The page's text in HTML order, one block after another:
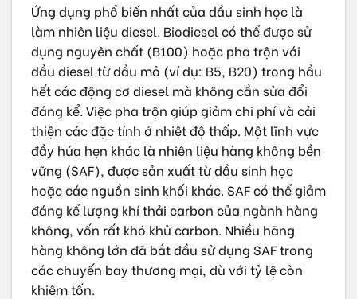
Ứng dụng phổ biến nhất của dầu sinh học là
làm nhiên liệu diesel. Biodiesel có thể được sử
dụng nguyên chất (B100) hoặc pha trộn với
dầu diesel từ dầu mỏ (ví dụ: B5, B20) trong hầu
hết các động cơ diesel mà không cần sửa đổi
đáng kể. Việc pha trộn giúp giảm chi phí và cải
thiện các đặc tính ở nhiệt độ thấp. Một lĩnh vực
đầy hứa hẹn khác là nhiên liệu hàng không bền
vững (SAF), được sản xuất từ dầu sinh học
hoặc các nguồn sinh khối khác. SAF có thể giảm
đáng kể lượng khí thải carbon của ngành hàng
không, vốn rất khó khử carbon. Nhiều hãng
hàng không lớn đã bắt đầu sử dụng SAF trong
các chuyến bay thương mại, dù với tỷ lệ còn
khiêm tốn.